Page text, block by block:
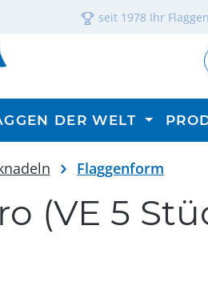
seit 1978 Ihr
DER WELT
Flaggenform
(VE 5